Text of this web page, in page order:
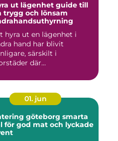
ut lägenhet guide till
trygg och lönsam
hyra ut en lägenhet i
hand har blivit
särskilt i
där
01. jun
göteborg smarta
för god mat och lyckade